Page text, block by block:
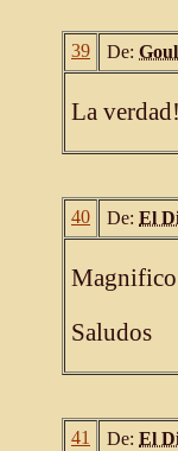
39 De:
La
40 De: El
Saludos
41 De: El